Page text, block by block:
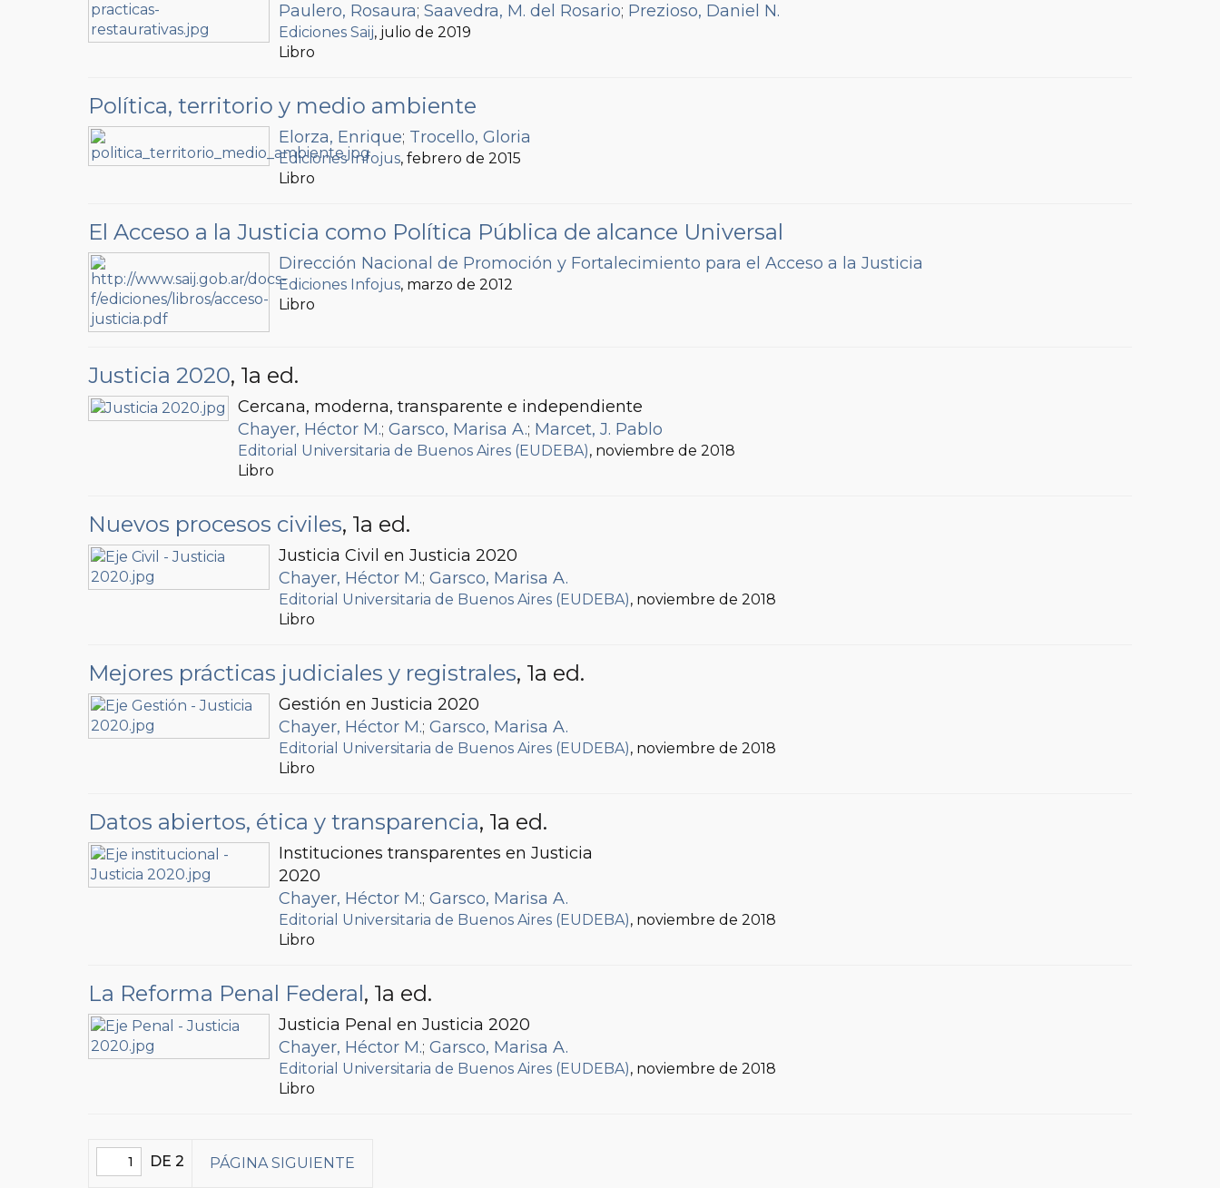
Paulero, Rosaura; Saavedra, M. del Rosario; Prezioso, Daniel N.
Ediciones Saij, julio de 2019
Libro
Política, territorio y medio ambiente
Elorza, Enrique; Trocello, Gloria
Ediciones Infojus, febrero de 2015
Libro
El Acceso a la Justicia como Política Pública de alcance Universal
Dirección Nacional de Promoción y Fortalecimiento para el Acceso a la Justicia
Ediciones Infojus, marzo de 2012
Libro
Justicia 2020, 1a ed.
Cercana, moderna, transparente e independiente
Chayer, Héctor M.; Garsco, Marisa A.; Marcet, J. Pablo
Editorial Universitaria de Buenos Aires (EUDEBA), noviembre de 2018
Libro
Nuevos procesos civiles, 1a ed.
Justicia Civil en Justicia 2020
Chayer, Héctor M.; Garsco, Marisa A.
Editorial Universitaria de Buenos Aires (EUDEBA), noviembre de 2018
Libro
Mejores prácticas judiciales y registrales, 1a ed.
Gestión en Justicia 2020
Chayer, Héctor M.; Garsco, Marisa A.
Editorial Universitaria de Buenos Aires (EUDEBA), noviembre de 2018
Libro
Datos abiertos, ética y transparencia, 1a ed.
Instituciones transparentes en Justicia
2020
Chayer, Héctor M.; Garsco, Marisa A.
Editorial Universitaria de Buenos Aires (EUDEBA), noviembre de 2018
Libro
La Reforma Penal Federal, 1a ed.
Justicia Penal en Justicia 2020
Chayer, Héctor M.; Garsco, Marisa A.
Editorial Universitaria de Buenos Aires (EUDEBA), noviembre de 2018
Libro
DE 2 PÁGINA SIGUIENTE